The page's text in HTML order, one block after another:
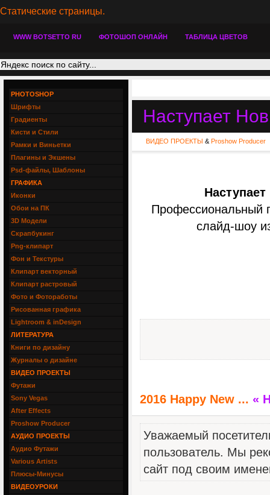
Статические страницы.
WWW BOTSETTO RU ФОТОШОП ОНЛАЙН ТАБЛИЦА ЦВЕТОВ
Наступает
ВИДЕО ПРОЕКТЫ & Proshow Producer
Профессиональный
слайд-шоу
2016 Happy New ... «
Уважаемый
пользователь. Мы
сайт под своим
PHOTOSHOP
Шрифты
Градиенты
Кисти и Стили
Рамки и Виньетки
Плагины и Экшены
Psd-файлы, Шаблоны
ГРАФИКА
Иконки
Обои на ПК
3D Модели
Скрапбукинг
Png-клипарт
Фон и Текстуры
Клипарт векторный
Клипарт растровый
Фото и Фотоработы
Рисованная графика
Lightroom & inDesign
ЛИТЕРАТУРА
Книги по дизайну
Журналы о дизайне
ВИДЕО ПРОЕКТЫ
Футажи
Sony Vegas
After Effects
Proshow Producer
АУДИО ПРОЕКТЫ
Аудио Футажи
Various Artists
Плюсы-Минусы
ВИДЕОУРОКИ